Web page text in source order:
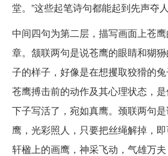
堂。”这些起笔诗句都能起到先声夺
中间四句为第二层，描写画面上苍
章。颔联两句是说苍鹰的眼睛和猢
子的样子，好像是在想攫取狡猾的
苍鹰搏击前的动作及其心理状态，
下子写活了，宛如真鹰。颈联两句
鹰，光彩照人，只要把丝绳解掉，
轩楹上的画鹰，神采飞动，气雄万